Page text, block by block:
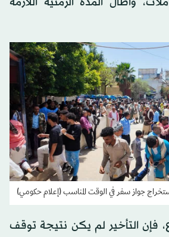
جواز سفر في الوقت المناسب (إعلام حكومي)
فإن التأخير لم يكن نتيجة توقف